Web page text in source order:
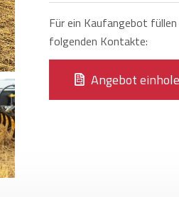
Für ein Kaufangebot
folgenden Kontakte:
Angebot